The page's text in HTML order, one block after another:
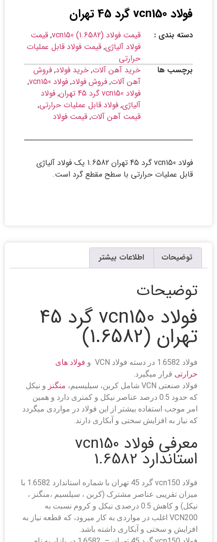
فولاد vcn150 گرد 45 تهران
دسته بندی : قیمت فولاد vcn150 (1.6582) , قیمت
فولاد آلیاژی, قیمت فولاد قابل عملیات
حرارتی
برچسب ها
خرید آهن آلات, خرید فولاد, فروش
آهن آلات, فروش فولاد, فولاد vcn150
,
فولاد vcn150 گرد 45 تهران
, فولاد
آلیاژی, فولاد قابل عملیات حرارتی,
قیمت آهن آلات, قیمت فولاد
فولاد vcn150 گرد 45 تهران 1.6582 یک فولاد آلیاژی
قابل عملیات حرارتی با سطح مقطع گرد است.
توضیحات اطلاعات بیشتر
توضیحات
فولاد vcn150 گرد 45
تهران (1.6582)
فولاد 1.6582 در دسته فولاد VCN و
فولاد های
حرارتی قرار میگیرد.
فولاد صنعتی VCN شامل کربن، سیلیسیم،
منگنز و نیکل
که حدود 0.5 درصد عناصر نیکل و کمتری دارد و همین
امر موجب استفاده بیشتر از این فولاد در مواردی میگردد
که نیاز به افزایش سختی و آبکاری دارند.
معرفی فولاد vcn150
استاندارد 1.6582
فولاد vcn150 گرد 45 تهران با شماره استاندارد 1.6582 با
میزان تقریبی عناصر مشترک (کربن ، سیلسیم ،منگنز ،
نیکل) و کاهش 0.5 درصدی نیکل و کروم نسبت به
VCN200 اغلب در مواردی به کار میرود، که قطعه نیاز به
افزایش و سختی و آبکاری داشته باشد.